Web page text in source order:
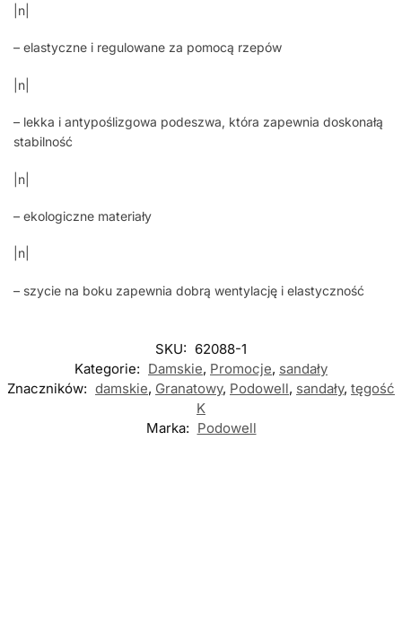
|n|
– elastyczne i regulowane za pomocą rzepów
|n|
– lekka i antypoślizgowa podeszwa, która zapewnia doskonałą
stabilność
|n|
– ekologiczne materiały
|n|
– szycie na boku zapewnia dobrą wentylację i elastyczność
SKU: 62088-1
Kategorie: Damskie, Promocje, sandały
Znaczników: damskie, Granatowy, Podowell, sandały, tęgość
K
Marka: Podowell